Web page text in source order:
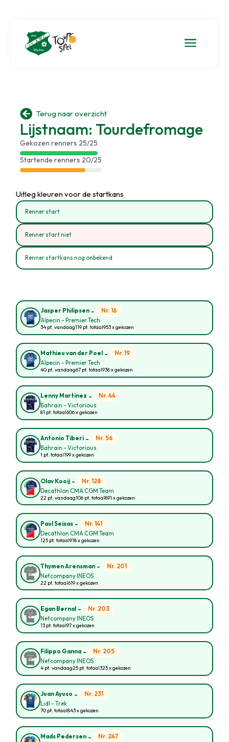
a
 Terug naar overzicht
Lijstnaam: Tourdefromage
Gekozen renners 25/25
Startende renners 20/25
Uitleg kleuren voor de startkans
Renner start
Renner start niet
Renner startkans nog onbekend
Jasper Philipsen - Nr. 16
Alpecin - Premier Tech
34 pt. vandaag119 pt. totaal953 x gekozen
Mathieu van der Poel - Nr. 19
Alpecin - Premier Tech
40 pt. vandaag67 pt. totaal936 x gekozen
Lenny Martinez - Nr. 44
Bahrain - Victorious
81 pt. totaal606 x gekozen
Antonio Tiberi - Nr. 56
Bahrain - Victorious
1 pt. totaal199 x gekozen
Olav Kooij - Nr. 128
Decathlon CMA CGM Team
22 pt. vandaag106 pt. totaal891 x gekozen
Paul Seixas - Nr. 141
Decathlon CMA CGM Team
125 pt. totaal918 x gekozen
Thymen Arensman - Nr. 201
Netcompany INEOS
22 pt. totaal619 x gekozen
Egan Bernal - Nr. 203
Netcompany INEOS
13 pt. totaal97 x gekozen
Filippo Ganna - Nr. 205
Netcompany INEOS
4 pt. vandaag25 pt. totaal325 x gekozen
Juan Ayuso - Nr. 231
Lidl - Trek
70 pt. totaal843 x gekozen
Mads Pedersen - Nr. 247